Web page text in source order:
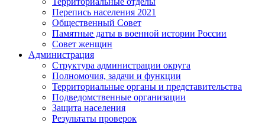
Перепись населения 2021
Общественный Совет
Памятные даты в военной истории России
Совет женщин
Администрация
Структура администрации округа
Полномочия, задачи и функции
Территориальные органы и представительства
Подведомственные организации
Защита населения
Результаты проверок